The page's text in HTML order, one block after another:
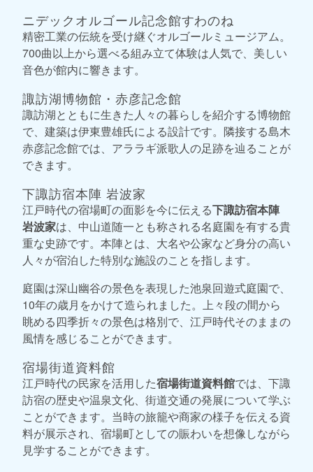
ニデックオルゴール記念館すわのね
精密工業の伝統を受け継ぐオルゴールミュージアム。
700曲以上から選べる組み立て体験は人気で、美しい
音色が館内に響きます。
諏訪湖博物館・赤彦記念館
諏訪湖とともに生きた人々の暮らしを紹介する博物館
で、建築は伊東豊雄氏による設計です。隣接する島木
赤彦記念館では、アララギ派歌人の足跡を辿ることが
できます。
下諏訪宿本陣 岩波家
江戸時代の宿場町の面影を今に伝える下諏訪宿本陣
岩波家は、中山道随一とも称される名庭園を有する貴
重な史跡です。本陣とは、大名や公家など身分の高い
人々が宿泊した特別な施設のことを指します。
庭園は深山幽谷の景色を表現した池泉回遊式庭園で、
10年の歳月をかけて造られました。上々段の間から
眺める四季折々の景色は格別で、江戸時代そのままの
風情を感じることができます。
宿場街道資料館
江戸時代の民家を活用した宿場街道資料館では、下諏
訪宿の歴史や温泉文化、街道交通の発展について学ぶ
ことができます。当時の旅籠や商家の様子を伝える資
料が展示され、宿場町としての賑わいを想像しながら
見学することができます。